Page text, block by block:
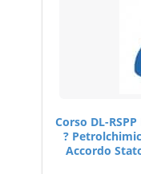
Corso DL-
?
Accordo